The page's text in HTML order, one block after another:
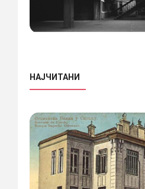
НАЈЧИТАНИ